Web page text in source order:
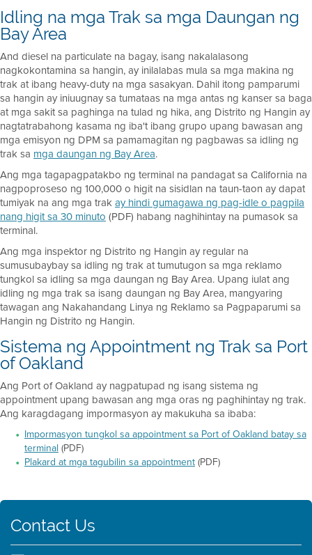
Idling na mga Trak sa mga Daungan ng
Bay Area
And diesel na particulate na bagay, isang nakalalasong
nagkokontamina sa hangin, ay inilalabas mula sa mga makina ng
trak at ibang heavy-duty na mga sasakyan. Dahil itong pamparumi
sa hangin ay iniuugnay sa tumataas na mga antas ng kanser sa baga
at mga sakit sa paghinga na tulad ng hika, ang Distrito ng Hangin ay
nagtatrabahong kasama ng iba't ibang grupo upang bawasan ang
mga emisyon ng DPM sa pamamagitan ng pagbawas sa idling ng
trak sa mga daungan ng Bay Area.
Ang mga tagapagpatakbo ng terminal na pandagat sa California na
nagpoproseso ng 100,000 o higit na sisidlan na taun-taon ay dapat
tumiyak na ang mga trakay hindi gumagawa ng pag-idle o pagpila
nang higit sa 30 minuto (PDF) habang naghihintay na pumasok sa
terminal.
Ang mga inspektor ng Distrito ng Hangin ay regular na
sumusubaybay sa idling ng trak at tumutugon sa mga reklamo
tungkol sa idling sa mga daungan ng Bay Area. Upang iulat ang
idling ng mga trak sa isang daungan ng Bay Area, mangyaring
tawagan ang Nakahandang Linya ng Reklamo sa Pagpaparumi sa
Hangin ng Distrito ng Hangin.
Sistema ng Appointment ng Trak sa Port
of Oakland
Ang Port of Oakland ay nagpatupad ng isang sistema ng
appointment upang bawasan ang mga oras ng paghihintay ng trak.
Ang karagdagang impormasyon ay makukuha sa ibaba:
Impormasyon tungkol sa appointment sa Port of Oakland batay sa
terminal (PDF)
Plakard at mga tagubilin sa appointment(PDF)
Contact Us